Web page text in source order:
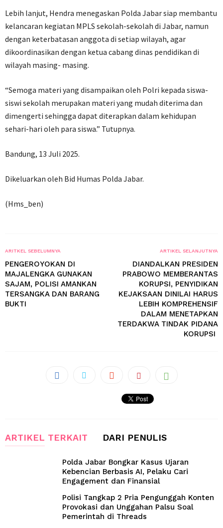
Lebih lanjut, Hendra menegaskan Polda Jabar siap membantu
kelancaran kegiatan MPLS sekolah-sekolah di Jabar, namun
dengan keterbatasan anggota di setiap wilayah, agar
dikoordinasikan dengan ketua cabang dinas pendidikan di
wilayah masing- masing.
“Semoga materi yang disampaikan oleh Polri kepada siswa-
siswi sekolah merupakan materi yang mudah diterima dan
dimengerti sehingga dapat diterapkan dalam kehidupan
sehari-hari oleh para siswa.” Tutupnya.
Bandung, 13 Juli 2025.
Dikeluarkan oleh Bid Humas Polda Jabar.
(Hms_ben)
ARITKEL SEBELUMNYA
PENGEROYOKAN DI
MAJALENGKA GUNAKAN
SAJAM, POLISI AMANKAN
TERSANGKA DAN BARANG
BUKTI
ARTIKEL SELANJUTNYA
DIANDALKAN PRESIDEN
PRABOWO MEMBERANTAS
KORUPSI, PENYIDIKAN
KEJAKSAAN DINILAI HARUS
LEBIH KOMPREHENSIF
DALAM MENETAPKAN
TERDAKWA TINDAK PIDANA
KORUPSI
ARTIKEL TERKAIT DARI PENULIS
Polda Jabar Bongkar Kasus Ujaran
Kebencian Berbasis AI, Pelaku Cari
Engagement dan Finansial
Polisi Tangkap 2 Pria Pengunggah Konten
Provokasi dan Unggahan Palsu Soal
Pemerintah di Threads